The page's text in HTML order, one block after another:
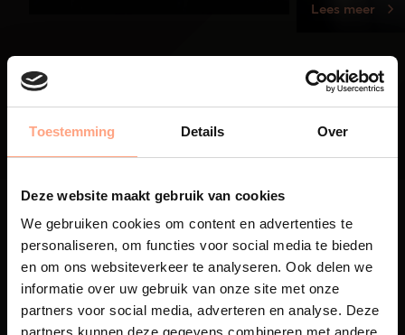
Toestemming Details Over
Deze website maakt gebruik van cookies
We gebruiken cookies om content en advertenties te
personaliseren, om functies voor social media te bieden
en om ons websiteverkeer te analyseren. Ook delen we
informatie over uw gebruik van onze site met onze
partners voor social media, adverteren en analyse. Deze
partners kunnen deze gegevens combineren met andere
01 /03
Lees meer
Maatwerk
Een exclusieve handgemaakte